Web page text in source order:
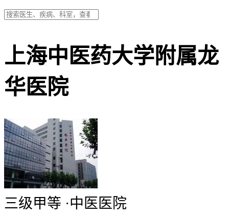
上海中医药大学附属龙
华医院
三级甲等 ·中医医院